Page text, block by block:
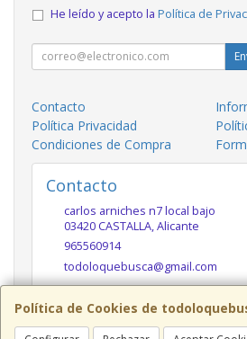
Política de Cookies de
He leído y acepto la Política de
Contacto
Política Privacidad
Condiciones de Compra
Contacto
carlos arniches n7 local bajo
03420 CASTALLA,Alicante
965560914
todoloquebusca@gmail.com
Horario